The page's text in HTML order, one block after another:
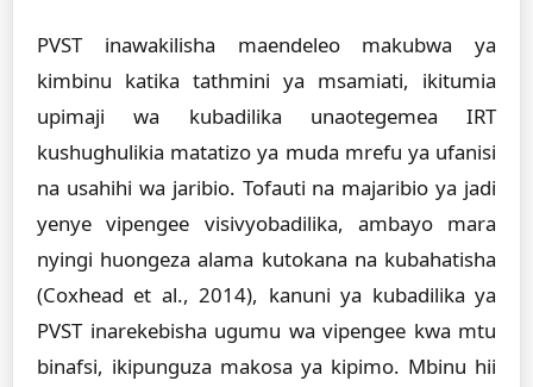
PVST inawakilisha maendeleo makubwa ya
kimbinu katika tathmini ya msamiati, ikitumia
upimaji wa kubadilika unaotegemea IRT
kushughulikia matatizo ya muda mrefu ya ufanisi
na usahihi wa jaribio. Tofauti na majaribio ya jadi
yenye vipengee visivyobadilika, ambayo mara
nyingi huongeza alama kutokana na kubahatisha
(Coxhead et al., 2014), kanuni ya kubadilika ya
PVST inarekebisha ugumu wa vipengee kwa mtu
binafsi, ikipunguza makosa ya kipimo. Mbinu hii